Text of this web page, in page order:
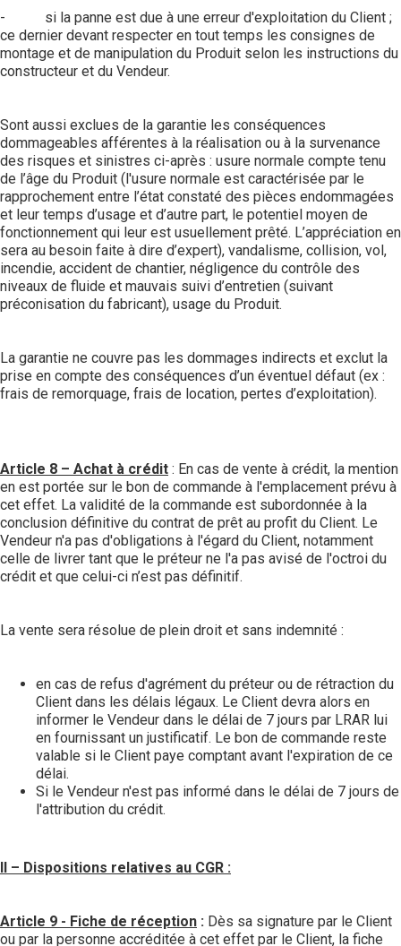
- si la panne est due à une erreur d'exploitation du Client ;
ce dernier devant respecter en tout temps les consignes de
montage et de manipulation du Produit selon les instructions du
constructeur et du Vendeur.
Sont aussi exclues de la garantie les conséquences
dommageables afférentes à la réalisation ou à la survenance
des risques et sinistres ci-après : usure normale compte tenu
de l’âge du Produit (l'usure normale est caractérisée par le
rapprochement entre l’état constaté des pièces endommagées
et leur temps d’usage et d’autre part, le potentiel moyen de
fonctionnement qui leur est usuellement prêté. L’appréciation en
sera au besoin faite à dire d’expert), vandalisme, collision, vol,
incendie, accident de chantier, négligence du contrôle des
niveaux de fluide et mauvais suivi d’entretien (suivant
préconisation du fabricant), usage du Produit.
La garantie ne couvre pas les dommages indirects et exclut la
prise en compte des conséquences d’un éventuel défaut (ex :
frais de remorquage, frais de location, pertes d’exploitation).
Article 8 – Achat à crédit : En cas de vente à crédit, la mention
en est portée sur le bon de commande à l'emplacement prévu à
cet effet. La validité de la commande est subordonnée à la
conclusion définitive du contrat de prêt au profit du Client. Le
Vendeur n'a pas d'obligations à l'égard du Client, notamment
celle de livrer tant que le préteur ne l'a pas avisé de l'octroi du
crédit et que celui-ci n’est pas définitif.
La vente sera résolue de plein droit et sans indemnité :
en cas de refus d'agrément du préteur ou de rétraction du
Client dans les délais légaux. Le Client devra alors en
informer le Vendeur dans le délai de 7 jours par LRAR lui
en fournissant un justificatif. Le bon de commande reste
valable si le Client paye comptant avant l'expiration de ce
délai.
Si le Vendeur n'est pas informé dans le délai de 7 jours de
l'attribution du crédit.
II – Dispositions relatives au CGR :
Article 9 - Fiche de réception : Dès sa signature par le Client
ou par la personne accréditée à cet effet par le Client, la fiche